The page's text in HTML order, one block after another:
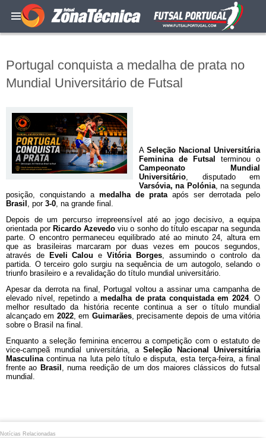
Portugal conquista a medalha de prata no
Mundial Universitário de Futsal
A Seleção Nacional Universitária
Feminina de Futsal
terminou o
Campeonato Mundial
Universitário, disputado em
Varsóvia, na Polónia, na segunda
posição, conquistando a medalha de prataapós ser derrotada pelo
Brasil , por 3-0, na grande final.
Depois de um percurso irrepreensível até ao jogo decisivo, a equipa
orientada por Ricardo Azevedo viu o sonho do título escapar na segunda
parte. O encontro permaneceu equilibrado até ao minuto 24, altura em
que as brasileiras marcaram por duas vezes em poucos segundos,
através de
Eveli Calou eVitória Borges, assumindo o controlo da
partida. O terceiro golo surgiu na sequência de um autogolo, selando o
triunfo brasileiro e a revalidação do título mundial universitário.
Apesar da derrota na final, Portugal voltou a assinar uma campanha de
elevado nível, repetindo a medalha de prata conquistada em 2024. O
melhor resultado da história recente continua a ser o título mundial
alcançado em 2022, em Guimarães, precisamente depois de uma vitória
sobre o Brasil na final.
Enquanto a seleção feminina encerrou a competição com o estatuto de
vice-campeã mundial universitária, aSeleção Nacional Universitária
Masculinacontinua na luta pelo título e disputa, esta terça-feira, a final
frente ao Brasil , numa reedição de um dos maiores clássicos do futsal
mundial.
Notícias Relacionadas